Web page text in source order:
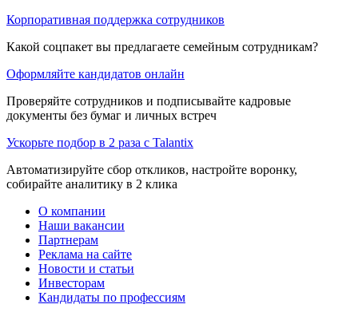
Корпоративная поддержка сотрудников
Какой соцпакет вы предлагаете семейным сотрудникам?
Оформляйте кандидатов онлайн
Проверяйте сотрудников и подписывайте кадровые
документы без бумаг и личных встреч
Ускорьте подбор в 2 раза с Talantix
Автоматизируйте сбор откликов, настройте воронку,
собирайте аналитику в 2 клика
О компании
Наши вакансии
Партнерам
Реклама на сайте
Новости и статьи
Инвесторам
Кандидаты по профессиям